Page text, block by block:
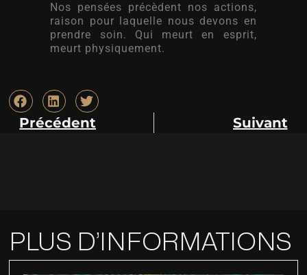
Nos pensées précèdent nos actions,
raison pour laquelle nous devons en
prendre soin. Qui meurt en esprit,
meurt physiquement.
Précédent Suivant
PLUS D’INFORMATIONS